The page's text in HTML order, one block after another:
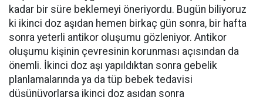
kadar bir süre beklemeyi öneriyordu. Bugün biliyoruz
ki ikinci doz aşıdan hemen birkaç gün sonra, bir hafta
sonra yeterli antikor oluşumu gözleniyor. Antikor
oluşumu kişinin çevresinin korunması açısından da
önemli. İkinci doz aşı yapıldıktan sonra gebelik
planlamalarında ya da tüp bebek tedavisi
düşünüyorlarsa ikinci doz aşıdan sonra